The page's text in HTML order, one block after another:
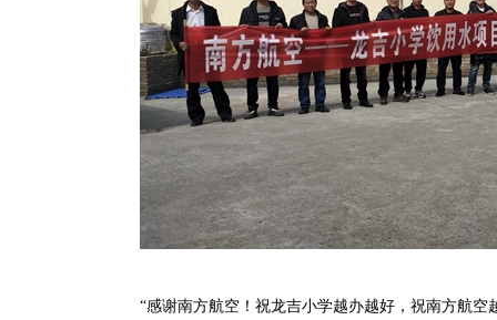
“感谢南方航空！祝龙吉小学越办越好，祝南方航空